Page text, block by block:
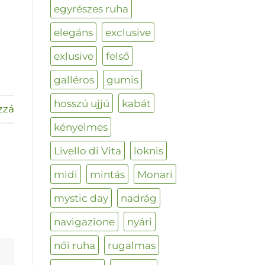
egyrészes ruha
elegáns
exclusive
exlusive
felső
galléros
gumis
hosszú ujjú
kabát
kényelmes
Livello di Vita
loknis
midi
mintás
Monari
mystic day
nadrág
navigazione
nyári
női ruha
rugalmas